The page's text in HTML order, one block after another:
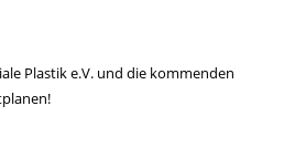
Plastik e.V. und die kommenden